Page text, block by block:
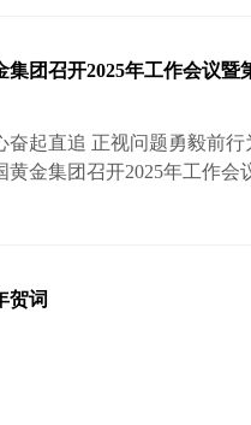
此次干部调整是钢协党委从
考虑黄金协会干部队伍实际
集团召开2025年工作会议
奋起直追 正视问题勇毅前
金集团召开2025年工作会
题，部署2025年重点任务
集团公司实现更高质量发展
贺词